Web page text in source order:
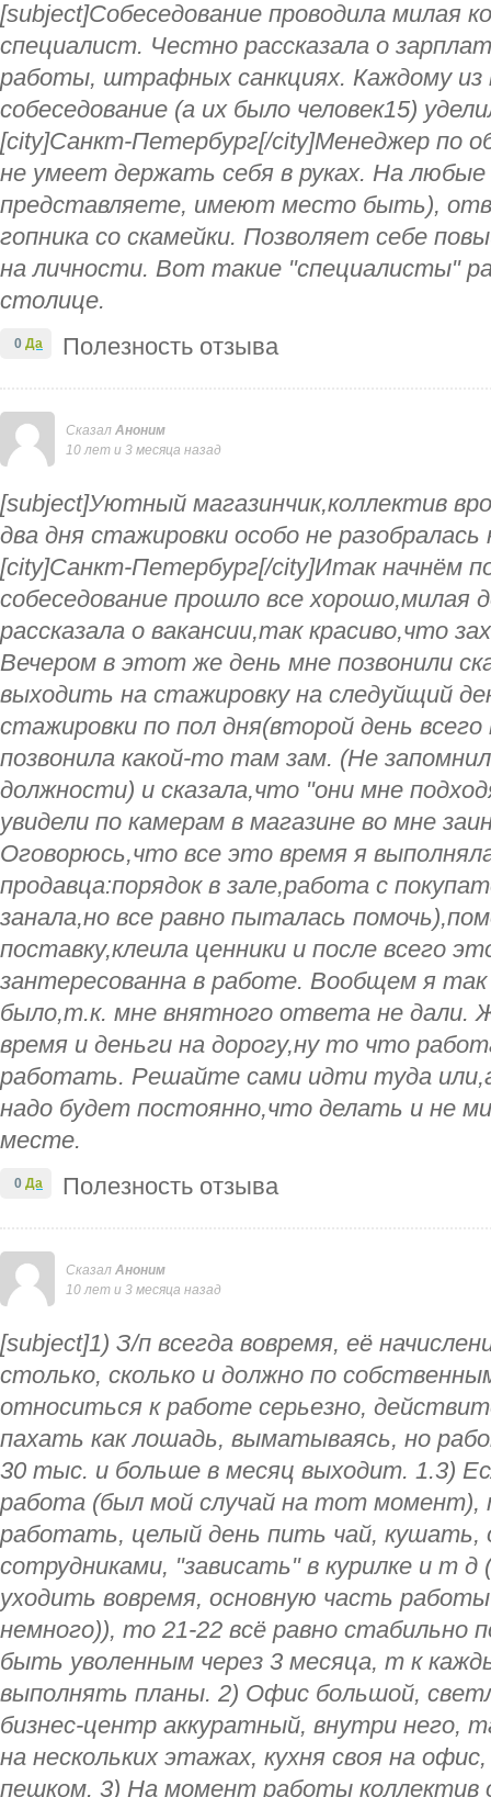
[subject]Собеседование проводила милая
специалист. Честно рассказала о
работы, штрафных санкциях. Каждому из
собеседование (а их было человек15)
[city]Санкт-Петербург[/city]Менеджер по
не умеет держать себя в руках. На
представляете, имеют место быть),
гопника со скамейки. Позволяет себе
на личности. Вот такие "специалисты"
столице.
Полезность отзыва
0 Да
Сказал Аноним
10 лет и 3 месяца назад
[subject]Уютный магазинчик,коллектив
два дня стажировки особо не
[city]Санкт-Петербург[/city]Итак начнём
собеседование прошло все хорошо,милая
рассказала о вакансии,так красиво,что
Вечером в этот же день мне позвонили
выходить на стажировку на следуйщий
стажировки по пол дня(второй день
позвонила какой-то там зам. (Не
должности) и сказала,что "они мне
увидели по камерам в магазине во мне
Оговорюсь,что все это время я
продавца:порядок в зале,работа с
занала,но все равно пыталась
поставку,клеила ценники и после всего
зантересованна в работе. Вообщем я
было,т.к. мне внятного ответа не дали.
время и деньги на дорогу,ну то что
работать. Решайте сами идти туда
надо будет постоянно,что делать и не
месте.
Полезность отзыва
0 Да
Сказал Аноним
10 лет и 3 месяца назад
[subject]1) З/п всегда вовремя, её
столько, сколько и должно по
относиться к работе серьезно,
пахать как лошадь, выматываясь, но
30 тыс. и больше в месяц выходит. 1.3)
работа (был мой случай на тот момент),
работать, целый день пить чай, кушать,
сотрудниками, "зависать" в курилке и т д
уходить вовремя, основную часть
немного)), то 21-22 всё равно стабильно
быть уволенным через 3 месяца, т к
выполнять планы. 2) Офис большой,
бизнес-центр аккуратный, внутри него,
на нескольких этажах, кухня своя на
пешком. 3) На момент работы коллектив